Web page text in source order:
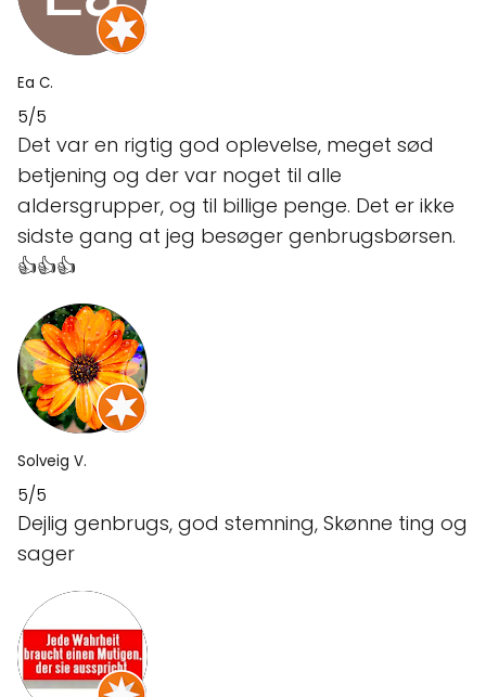
Ea C.
5/5
Det var en rigtig god oplevelse, meget sød
betjening og der var noget til alle
aldersgrupper, og til billige penge. Det er ikke
sidste gang at jeg besøger genbrugsbørsen.
👍👍👍
Solveig V.
5/5
Dejlig genbrugs, god stemning, Skønne ting og
sager